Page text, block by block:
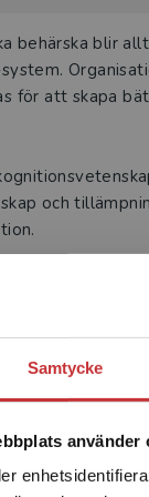
Samtycke
använder
behärska blir
för att skapa
och
verkliga